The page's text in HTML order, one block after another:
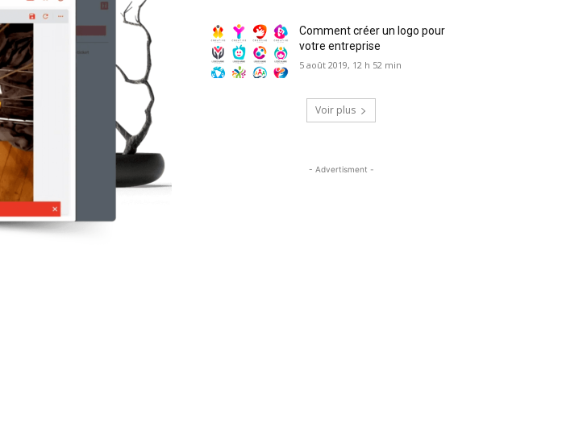
Comment créer un logo pour
votre entreprise
5 août 2019, 12 h 52 min
Voir plus
- Advertisment -